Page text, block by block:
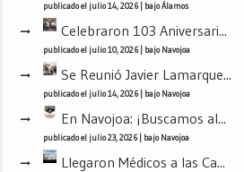
publicado el julio 14, 2026| bajoÁlamos
Celebraron 103 Aniversari...
publicado el julio 10, 2026| bajoNavojoa
Se Reunió Javier Lamarque...
publicado el julio 14, 2026| bajoNavojoa
En Navojoa: ¡Buscamos al...
publicado el julio 23, 2026| bajoNavojoa
Llegaron Médicos a las Ca...